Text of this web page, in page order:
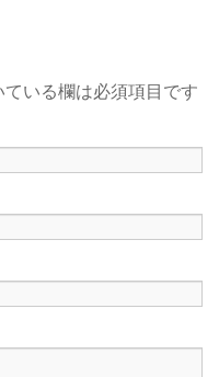
ている欄は必須項目です